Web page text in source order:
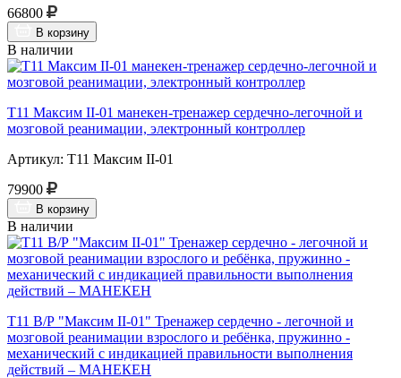
66800
В корзину
В наличии
Т11 Максим II-01 манекен-тренажер сердечно-легочной и
мозговой реанимации, электронный контроллер
Артикул: Т11 Максим II-01
79900
В корзину
В наличии
Т11 В/Р "Максим II-01" Тренажер сердечно - легочной и
мозговой реанимации взрослого и ребёнка, пружинно -
механический с индикацией правильности выполнения
действий – МАНЕКЕН